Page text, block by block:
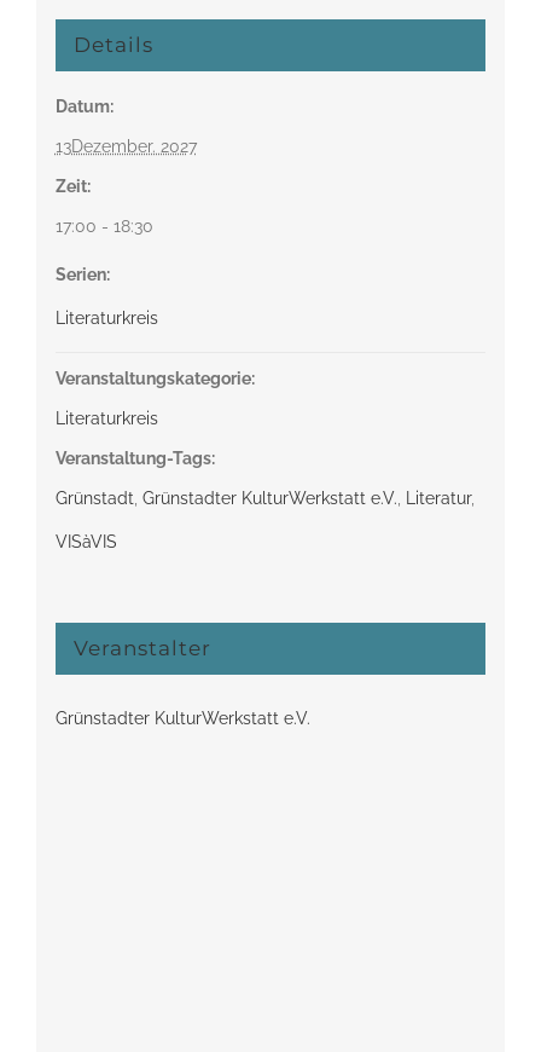
Details
Datum:
13Dezember. 2027
Zeit:
17:00 - 18:30
Serien:
Literaturkreis
Veranstaltungskategorie:
Literaturkreis
Veranstaltung-Tags:
Grünstadt, Grünstadter KulturWerkstatt e.V., Literatur,
VISàVIS
Veranstalter
Grünstadter KulturWerkstatt e.V.